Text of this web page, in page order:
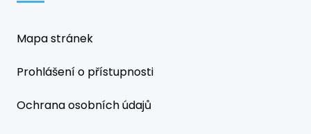
Mapa stránek
Prohlášení o přístupnosti
Ochrana osobních údajů